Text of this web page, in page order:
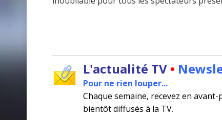
L'actualité TV •
Pour ne rien louper...
Chaque semaine, recevez en
bientôt diffusés à la TV.